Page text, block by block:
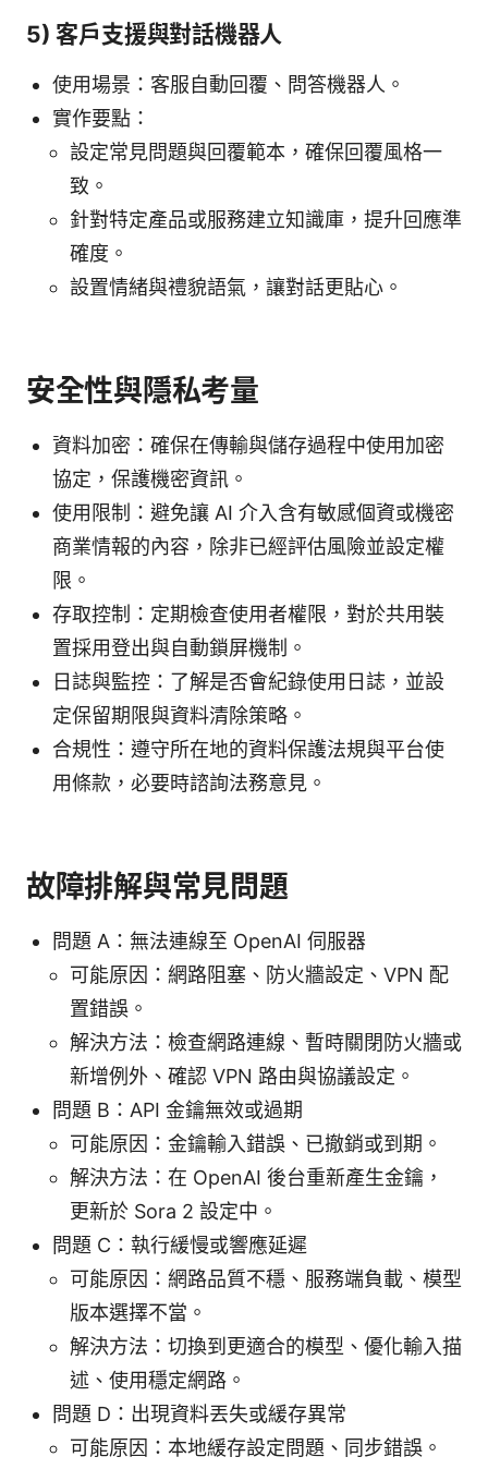
5) 客戶支援與對話機器人
使用場景：客服自動回覆、問答機器人。
實作要點：
設定常見問題與回覆範本，確保回覆風格一
致。
針對特定產品或服務建立知識庫，提升回應準
確度。
設置情緒與禮貌語氣，讓對話更貼心。
安全性與隱私考量
資料加密：確保在傳輸與儲存過程中使用加密
協定，保護機密資訊。
使用限制：避免讓 AI 介入含有敏感個資或機密
商業情報的內容，除非已經評估風險並設定權
限。
存取控制：定期檢查使用者權限，對於共用裝
置採用登出與自動鎖屏機制。
日誌與監控：了解是否會紀錄使用日誌，並設
定保留期限與資料清除策略。
合規性：遵守所在地的資料保護法規與平台使
用條款，必要時諮詢法務意見。
故障排解與常見問題
問題 A：無法連線至 OpenAI 伺服器
可能原因：網路阻塞、防火牆設定、VPN 配
置錯誤。
解決方法：檢查網路連線、暫時關閉防火牆或
新增例外、確認 VPN 路由與協議設定。
問題 B：API 金鑰無效或過期
可能原因：金鑰輸入錯誤、已撤銷或到期。
解決方法：在 OpenAI 後台重新產生金鑰，
更新於 Sora 2 設定中。
問題 C：執行緩慢或響應延遲
可能原因：網路品質不穩、服務端負載、模型
版本選擇不當。
解決方法：切換到更適合的模型、優化輸入描
述、使用穩定網路。
問題 D：出現資料丟失或緩存異常
可能原因：本地緩存設定問題、同步錯誤。